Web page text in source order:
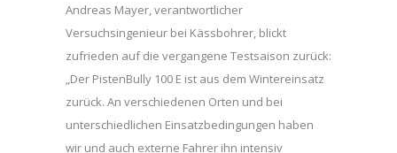
Andreas Mayer, verantwortlicher
Versuchsingenieur bei Kässbohrer, blickt
zufrieden auf die vergangene Testsaison zurück:
„Der PistenBully 100 E ist aus dem Wintereinsatz
zurück. An verschiedenen Orten und bei
unterschiedlichen Einsatzbedingungen haben
wir und auch externe Fahrer ihn intensiv